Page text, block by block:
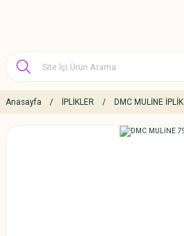
Anasayfa İPLİKLER DMC MULİNE İPLİK